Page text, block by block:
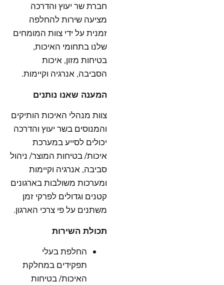
חברת שר יעוץ והדרכה
מציעה שירות להחלפה
זמנית על ידי צוות המומחים
שלנו בתחומי האיכות,
בטיחות מזון, איכות
הסביבה, אנרגיה וקיימות.
המענה שאנו נותנים
צוות מנהלי האיכות הותיקים
והמנוסים בשר יעוץ והדרכה
יכולים לסייע במערכת
איכות/ בטיחות המוצר/ ניהול
סביבה, אנרגיה וקיימות
ומערכות משולבות בארגונים
קטנים וגדולים לפרקי זמן
משתנים על פי צרכי הארגון.
תכולת השירות
החלפת בעלי
תפקידים במחלקת
האיכות/ בטיחות